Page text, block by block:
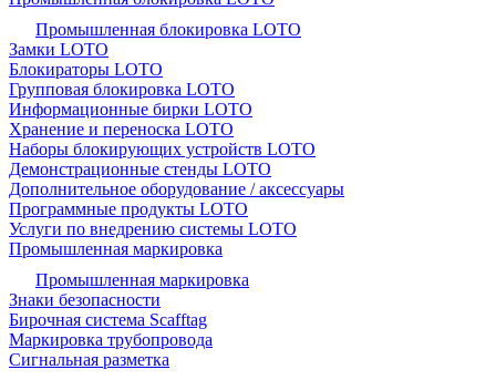
Промышленная блокировка LOTO
Замки LOTO
Блокираторы LOTO
Групповая блокировка LOTO
Информационные бирки LOTO
Хранение и переноска LOTO
Наборы блокирующих устройств LOTO
Демонстрационные стенды LOTO
Дополнительное оборудование / аксессуары
Программные продукты LOTO
Услуги по внедрению системы LOTO
Промышленная маркировка
Промышленная маркировка
Знаки безопасности
Бирочная система Scafftag
Маркировка трубопровода
Сигнальная разметка